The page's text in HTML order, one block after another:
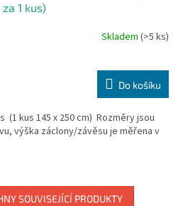
za 1 kus)
Skladem (>5 ks)
Do košíku
(1 kus 145 x 250 cm) Rozměry jsou
výška záclony/závěsu je měřena v
SOUVISEJÍCÍ PRODUKTY